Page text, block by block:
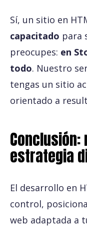
Sí, un sitio en
capacitado para
preocupes: en
todo. Nuestro
tengas un sitio
orientado a
estrategia
El desarrollo en
control,
web adaptada a